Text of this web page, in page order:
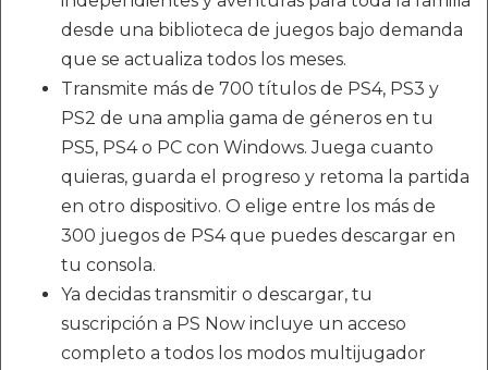
desde una biblioteca de juegos bajo demanda
que se actualiza todos los meses.
Transmite más de 700 títulos de PS4, PS3 y
PS2 de una amplia gama de géneros en tu
PS5, PS4 o PC con Windows. Juega cuanto
quieras, guarda el progreso y retoma la partida
en otro dispositivo. O elige entre los más de
300 juegos de PS4 que puedes descargar en
tu consola.
Ya decidas transmitir o descargar, tu
suscripción a PS Now incluye un acceso
completo a todos los modos multijugador